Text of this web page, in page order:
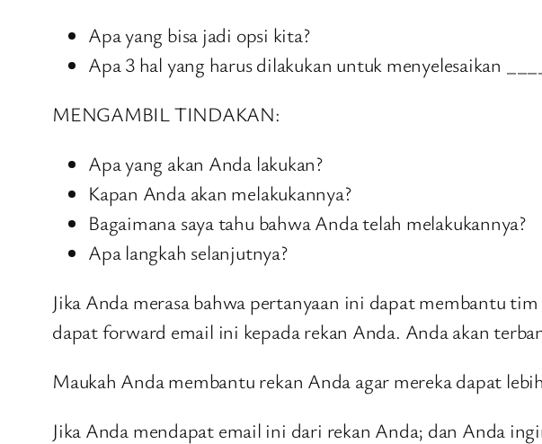
Apa yang bisa jadi opsi kita?
Apa 3 hal yang harus dilakukan untuk menyelesaikan
MENGAMBIL TINDAKAN:
Apa yang akan Anda lakukan?
Kapan Anda akan melakukannya?
Bagaimana saya tahu bahwa Anda telah melakukannya?
Apa langkah selanjutnya?
Jika Anda merasa bahwa pertanyaan ini dapat membantu
dapat forward email ini kepada rekan Anda. Anda akan
Maukah Anda membantu rekan Anda agar mereka dapat
Jika Anda mendapat email ini dari rekan Anda; dan Anda